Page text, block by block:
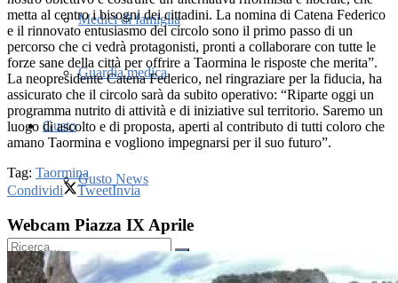
Medici di famiglia
Guardia medica
Gusto
Gusto News
metta al centro i bisogni dei cittadini. La nomina di Catena Federico
e il rinnovato entusiasmo del circolo sono il primo passo di un
percorso che ci vedrà protagonisti, pronti a collaborare con tutte le
forze sane della città per offrire a Taormina le risposte che merita”.
La neopresidente Catena Federico, nel ringraziare per la fiducia, ha
assicurato che il circolo sarà da subito operativo: “Riparte oggi un
programma nutrito di attività e di iniziative sul territorio. Saremo un
luogo di ascolto e di proposta, aperti al contributo di tutti coloro che
amano Taormina e vogliono impegnarsi per il suo futuro”.
Tag: Taormina
Condividi
TweetInvia
Webcam Piazza IX Aprile